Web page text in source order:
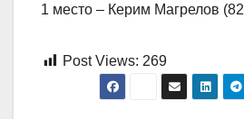
1 место – Керим Магрелов (82
Post Views: 269